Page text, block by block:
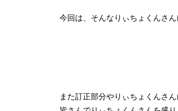
今回は、そんなりぃちょくんさん
また訂正部分やりぃちょくんさ